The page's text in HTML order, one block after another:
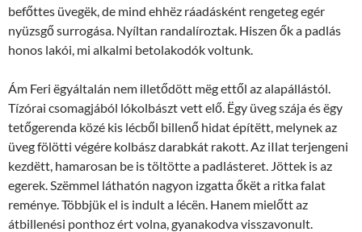
befőttes üvegëk, de mind ehhëz ráadásként rengeteg egér
nyüzsgő surrogása. Nyíltan randalíroztak. Hiszen ők a padlás
honos lakói, mi alkalmi betolakodók voltunk.
Ám Feri ëgyáltalán nem illetődött mëg ettől az alapállástól.
Tízórai csomagjából lókolbászt vett elő. Ëgy üveg szája és ëgy
tetőgerenda közé kis lécből billenő hidat építëtt, melynek az
üveg fölötti végére kolbász darabkát rakott. Az iIlat terjengeni
kezdëtt, hamarosan be is töltötte a padlásteret. Jöttek is az
egerek. Szëmmel láthatón nagyon izgatta őkët a ritka falat
reménye. Többjük el is indult a lécën. Hanem mielőtt az
átbillenési ponthoz ért volna, gyanakodva visszavonult.